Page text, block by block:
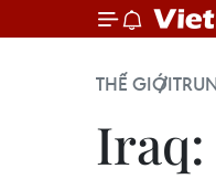
THẾ GIỚI
Iraq: